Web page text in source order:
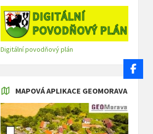
Digitální povodňový plán
MAPOVÁ APLIKACE GEOMORAVA